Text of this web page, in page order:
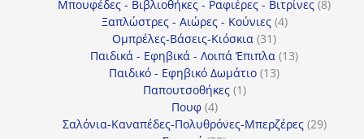
προϊόντα
Μπουφέδες - Βιβλιοθήκες - Ραφιέρες - Βιτρίνες 88
Ξαπλώστρες - Αιώρες - Κούνιες 44
Ομπρέλες-Βάσεις-Κιόσκια 3131
προϊόντα
Παιδικά - Εφηβικά - Λοιπά Έπιπλα 1313
Παιδικό - Εφηβικό Δωμάτιο 1313
Παπουτσοθήκες 11
Πουφ 44
προϊόντα
Σαλόνια-Καναπέδες-Πολυθρόνες-Μπερζέρες 2929